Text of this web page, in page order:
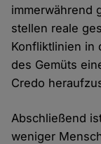
immerwährend
stellen reale
Konfliktlinien in
des Gemüts
Credo
Abschließend
weniger